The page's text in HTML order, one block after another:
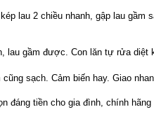
lau 2 chiều nhanh, gập lau
lau gầm được. Con lăn tự rửa diệt
sạch. Cảm biến hay. Giao
đáng tiền cho gia đình, chính